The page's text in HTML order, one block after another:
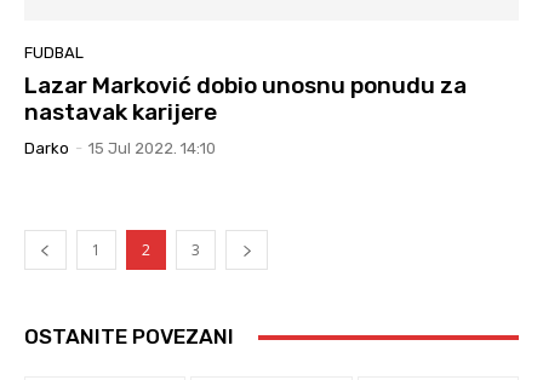
FUDBAL
Lazar Marković dobio unosnu ponudu za
nastavak karijere
Darko - 15 Jul 2022. 14:10
1 2 3
OSTANITE POVEZANI